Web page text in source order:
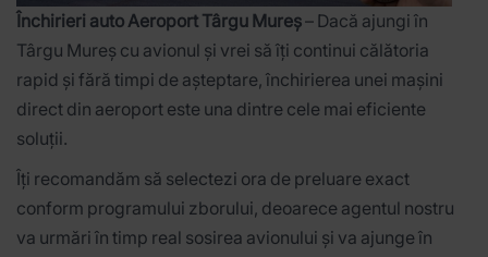
Închirieri auto Aeroport Târgu Mureș– Dacă ajungi în
Târgu Mureș cu avionul și vrei să îți continui călătoria
rapid și fără timpi de așteptare, închirierea unei mașini
direct din aeroport este una dintre cele mai eficiente
soluții.
Îți recomandăm să selectezi ora de preluare exact
conform programului zborului, deoarece agentul nostru
va urmări în timp real sosirea avionului și va ajunge în